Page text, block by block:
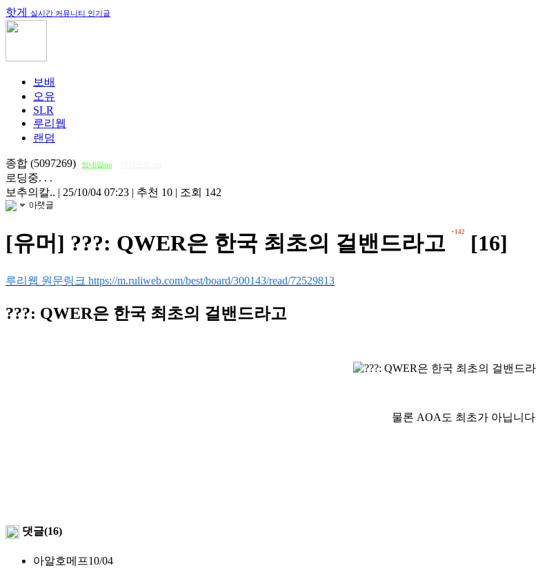
핫게 실시간 커뮤니티 인기글
보배
오유
SLR
루리웹
랜덤
종합 (5097269) 썸네일on
로딩중. . .
보추의칼.. | 25/10/04 07:23 | 추천 10 | 조회 142
[유머] ???: QWER은 한국 최초의 걸밴드라고 +142 [16]
루리웹 원문링크 https://m.ruliweb.com/best/board/300143/read/72529813
???: QWER은 한국 최초의 걸밴드라고
물론 AOA도 최초가 아닙니다
댓글(16)
아알호메프10/04